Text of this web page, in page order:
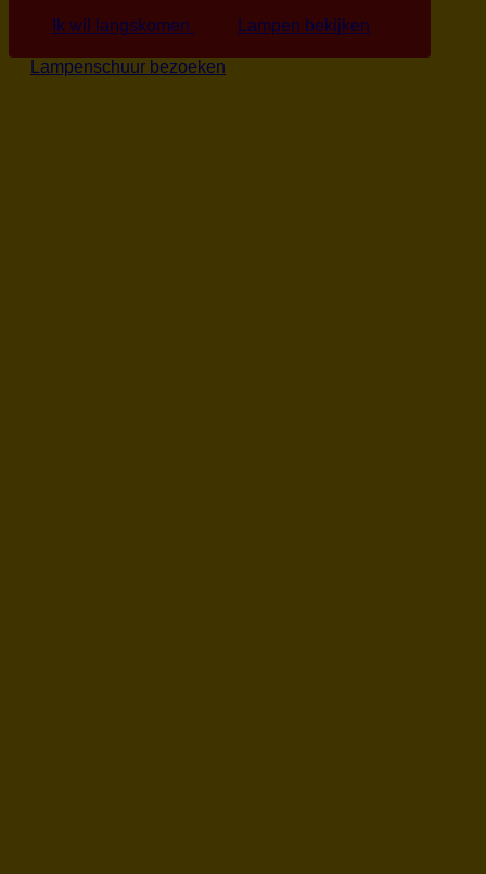
Ik wil langskomen
Lampen bekijken
Lampenschuur bezoeken